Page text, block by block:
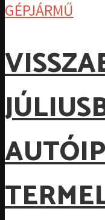
GÉPJÁRMŰ